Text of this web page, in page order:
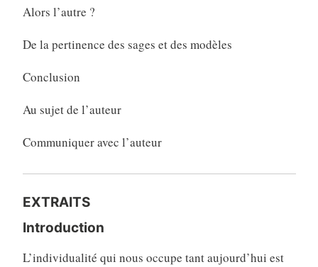
Alors l’autre ?
De la pertinence des sages et des modèles
Conclusion
Au sujet de l’auteur
Communiquer avec l’auteur
EXTRAITS
Introduction
L’individualité qui nous occupe tant aujourd’hui est